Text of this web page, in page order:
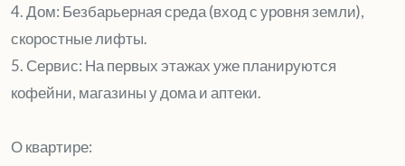
4. Дом: Безбарьерная среда (вход с уровня земли),
скоростные лифты.
5. Сервис: На первых этажах уже планируются
кофейни, магазины у дома и аптеки.
О квартире: